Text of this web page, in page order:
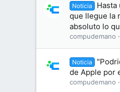
Noticia
que llegue la
absoluto lo
compudemano
Noticia
de Apple por
compudemano